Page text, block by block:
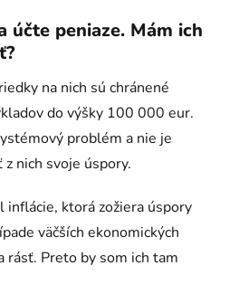
účte peniaze. Mám ich
na nich sú chránené
do výšky 100 000 eur.
problém a nie je
nich svoje úspory.
inflácie, ktorá zožiera úspory
väčších ekonomických
rásť. Preto by som ich tam